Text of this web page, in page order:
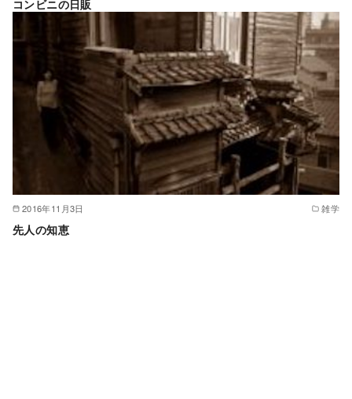
コンビニの日販
2016年11月3日 雑学
先人の知恵